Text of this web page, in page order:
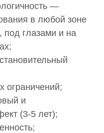
—
в любой зоне
под глазами и на
ограничений;
и
(3-5 лет);